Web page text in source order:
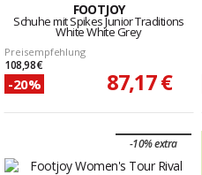
FOOTJOY
Schuhe mit Spikes Junior Traditions
White White Grey
Preisempfehlung
108,98 €
-20% 87,17 €
-10% extra